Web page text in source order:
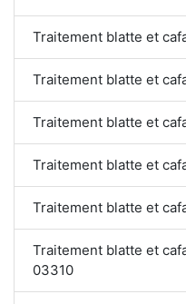
Traitement blatte et
Traitement blatte et
Traitement blatte et
Traitement blatte et
Traitement blatte et
Traitement blatte et
03310